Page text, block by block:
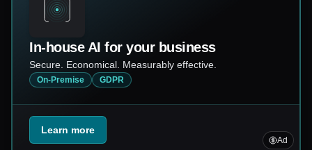
In-house AI for your business
Secure. Economical. Measurably effective.
On-Premise GDPR
Learn more
Ad